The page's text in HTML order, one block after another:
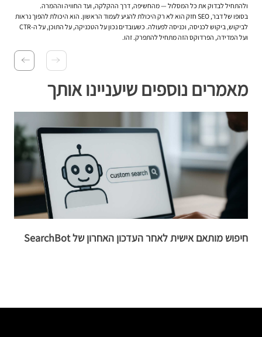
ולהתחיל לבדוק את כל המסלול — מהחשיפה, דרך ההקלקה, ועד החוויה וההמרה.
בסופו של דבר, SEO חזק הוא לא רק היכולת להגיע לעמוד הראשון. הוא היכולת להפוך נראות
לביקוש, ביקוש לכניסה, וכניסה לפעולה. כשעובדים נכון על הטכניקה, על התוכן, על ה-CTR
ועל המדידה, הפרדוקס הזה מתחיל להתפרק. זהו.
מאמרים נוספים שיעניינו אותך
חיפוש מותאם אישית לאחר העדכון האחרון של SearchBot